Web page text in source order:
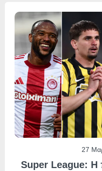
27
Super League: Η